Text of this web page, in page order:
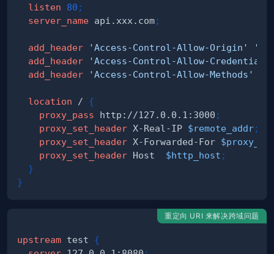
listen
80 ;
server_name api.xxx.com;
add_header 'Access-Control-Allow-Origin' '*'
add_header
'Access-Control-Allow-
add_header
'Access-Control-Allow-Methods'
location /
{
proxy_pass http://127.0.0.1:3000 ;
proxy_set_header X-Real-IP $remote_addr;
proxy_set_header X-Forwarded-For
proxy_set_header Host $http_host ;
}
}
重定向 URI 来解决跨域问题
upstream test
{